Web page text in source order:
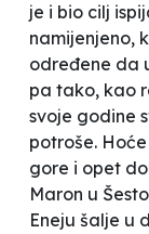
je i bio cilj
namijenjeno,
određene da
pa tako, kao
svoje godine
potroše.
gore i opet
Maron u
Eneju šalje u